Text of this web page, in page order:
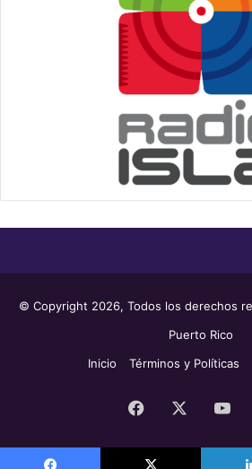
© Copyright 2026, Todos los derechos
Puerto Rico
Inicio
Términos y Políticas
Facebook